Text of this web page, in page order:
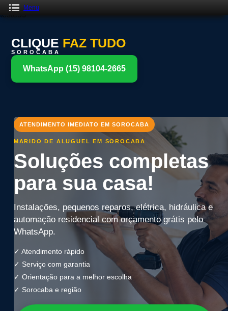
Menu
teste39
CLIQUE FAZ TUDO
SOROCABA
WhatsApp (15) 98104-2665
ATENDIMENTO IMEDIATO EM SOROCABA
MARIDO DE ALUGUEL EM SOROCABA
Soluções completas
para sua casa!
Instalações, pequenos reparos, elétrica, hidráulica e
automação residencial com orçamento grátis pelo
WhatsApp.
✓ Atendimento rápido
✓ Serviço com garantia
✓ Orientação para a melhor escolha
✓ Sorocaba e região